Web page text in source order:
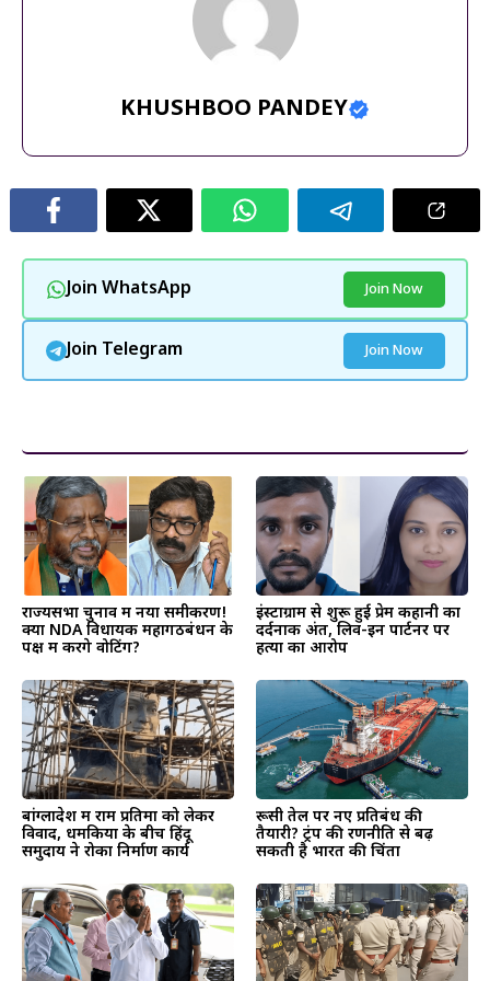
KHUSHBOO PANDEY
Join WhatsApp Join Now
Join Telegram Join Now
राज्यसभा चुनाव में नया समीकरण!
क्या NDA विधायक महागठबंधन के
पक्ष में करेंगे वोटिंग?
इंस्टाग्राम से शुरू हुई प्रेम कहानी का
दर्दनाक अंत, लिव-इन पार्टनर पर
हत्या का आरोप
बांग्लादेश में राम प्रतिमा को लेकर
विवाद, धमकियों के बीच हिंदू
समुदाय ने रोका निर्माण कार्य
रूसी तेल पर नए प्रतिबंध की
तैयारी? ट्रंप की रणनीति से बढ़
सकती है भारत की चिंता